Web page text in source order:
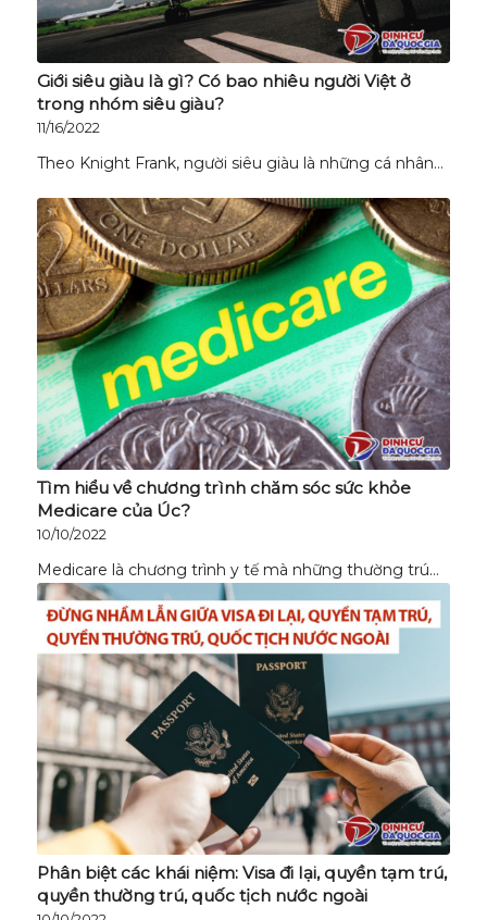
Giới siêu giàu là gì? Có bao nhiêu người Việt ở
trong nhóm siêu giàu?
11/16/2022
Theo Knight Frank, người siêu giàu là những cá nhân…
Tìm hiểu về chương trình chăm sóc sức khỏe
Medicare của Úc?
10/10/2022
Medicare là chương trình y tế mà những thường trú…
Phân biệt các khái niệm: Visa đi lại, quyền tạm trú,
quyền thường trú, quốc tịch nước ngoài